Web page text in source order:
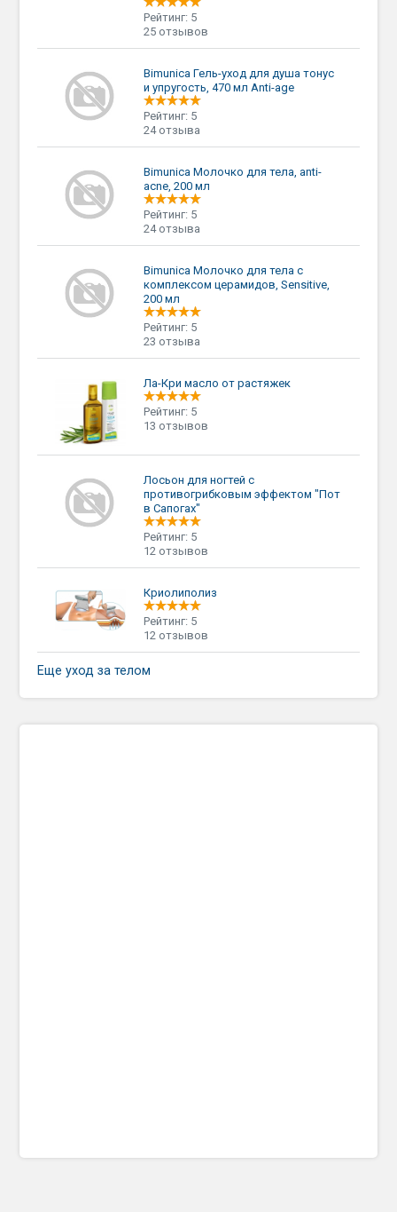
Рейтинг: 5
25 отзывов
Bimunica Гель-уход для душа тонус
и упругость, 470 мл Anti-age
Рейтинг: 5
24 отзыва
Bimunica Молочко для тела, anti-
acne, 200 мл
Рейтинг: 5
24 отзыва
Bimunica Молочко для тела с
комплексом церамидов, Sensitive,
200 мл
Рейтинг: 5
23 отзыва
Ла-Кри масло от растяжек
Рейтинг: 5
13 отзывов
Лосьон для ногтей с
противогрибковым эффектом "Пот
в Сапогах"
Рейтинг: 5
12 отзывов
Криолиполиз
Рейтинг: 5
12 отзывов
Еще уход за телом